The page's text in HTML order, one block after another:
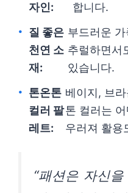
자인:
합니다.
질 좋은
천연 소
재:
부드러운
추럴하면서
있습니다.
톤온톤
컬러 팔
레트:
베이지, 브
톤 컬러는
우러져 활용
“패션은 자신